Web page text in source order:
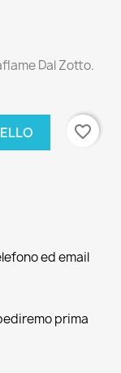
Dal Zotto.
favorite_border
ed email
prima